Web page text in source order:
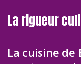
La rigueur
La cuisine